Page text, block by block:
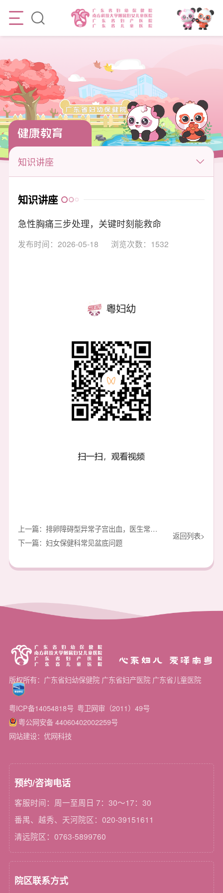
知识讲座
健康教育
知识讲座
急性胸痛三步处理，关键时刻能救命
发布时间：2026-05-18 浏览次数：1532
上一篇：排卵障碍型异常子宫出血，医生常用哪些药？
下一篇：妇女保健科常见盆底问题
返回列表>
心系妇儿 爱泽南粤
版权所有：广东省妇幼保健院 广东省妇产医院 广东省儿童医院
粤ICP备14054818号 粤卫网审（2011）49号
粤公网安备 44060402002259号
网站建设：优网科技
预约/咨询电话
客服时间：周一至周日 7：30～17：30
番禺、越秀、天河院区：020-39151611
清远院区：0763-5899760
院区联系方式